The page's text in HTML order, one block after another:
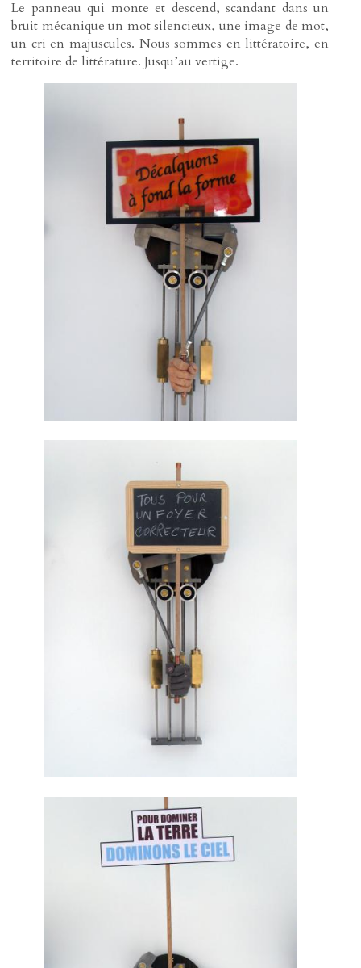
Le panneau qui monte et descend, scandant dans un
bruit mécanique un mot silencieux, une image de mot,
un cri en majuscules. Nous sommes en littératoire, en
territoire de littérature. Jusqu’au vertige.